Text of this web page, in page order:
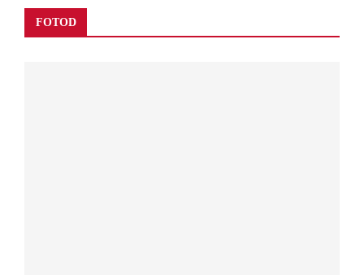
FOTOD